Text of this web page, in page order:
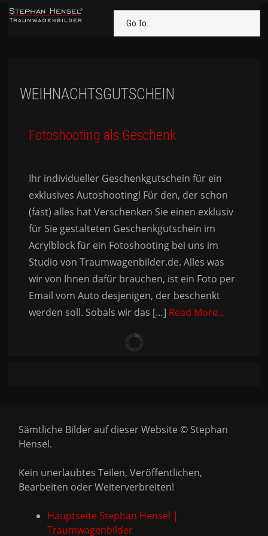
Go To...
WEIHNACHTSGUTSCHEIN
Fotoshooting als Geschenk
Ihr individueller Geschenkgutschein für ein
exklusives Autoshooting! Für den, der schon
(fast) alles hat Verschenken Sie einen exklusiv
für Sie gestalteten Geschenkgutschein im
Acrylblock für ein Fotoshooting bei uns im
Studio von Traumwagenbilder.de. Alles was
wir von Ihnen dafür brauchen, ist ein Foto per
Email vom Auto desjenigen, der beschenkt
werden soll. Sobals wir das […] Read More...
Sämtliche Bilder auf dieser Website © Stephan
Hensel.
Kein unerlaubtes Teilen, Veröffentlichen,
Bearbeiten oder Weiterverbreiten!
Hauptseite Stephan Hensel |
Traumwagenbilder